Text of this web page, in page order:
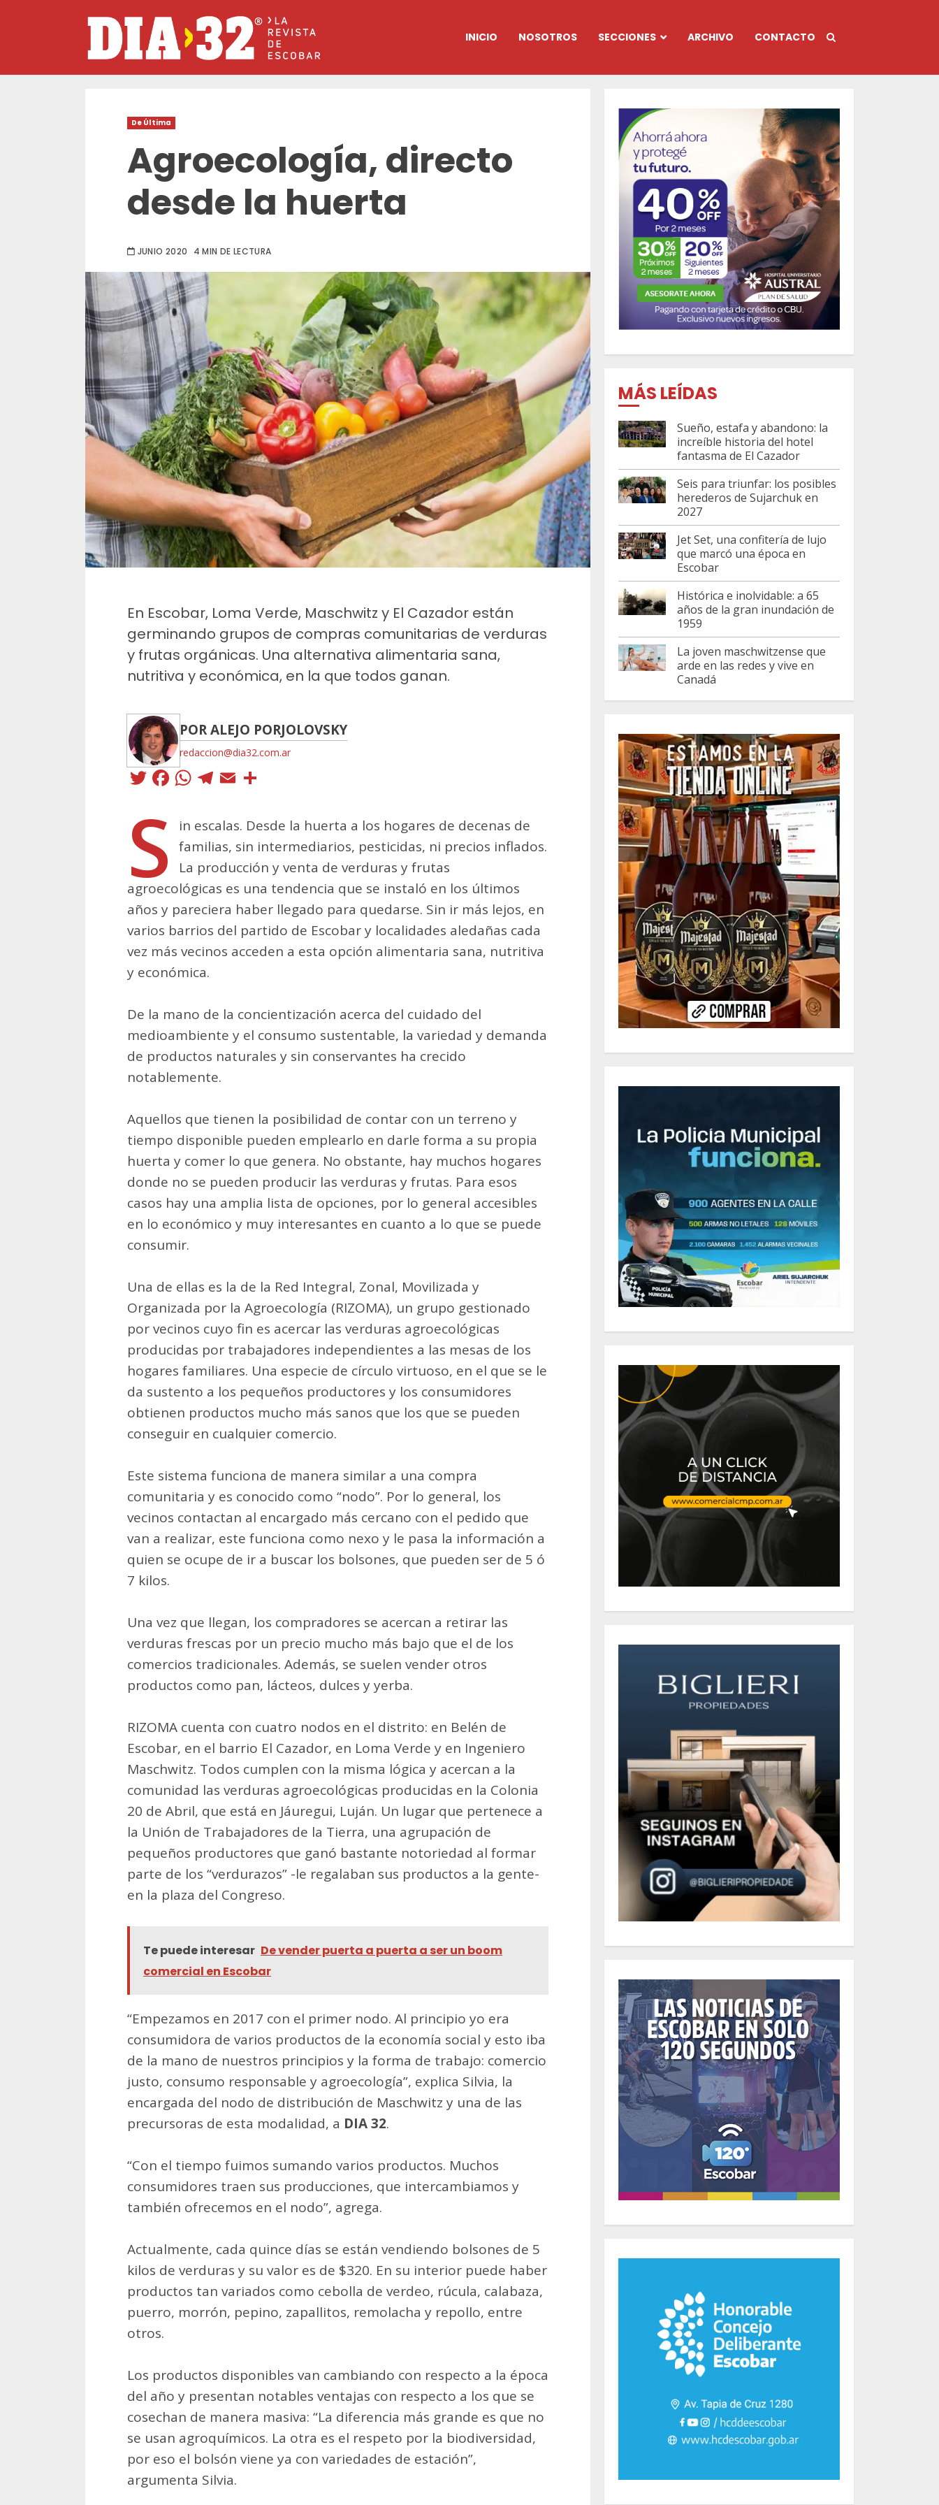
INICIO NOSOTROS SECCIONES ARCHIVO CONTACTO
De Última
Agroecología, directo
desde la huerta
JUNIO 2020 4 MIN DE LECTURA
En Escobar, Loma Verde, Maschwitz y El Cazador están
germinando grupos de compras comunitarias de verduras
y frutas orgánicas. Una alternativa alimentaria sana,
nutritiva y económica, en la que todos ganan.
POR ALEJO PORJOLOVSKY
redaccion@dia32.com.ar
Twitter
Facebook
WhatsApp
Telegram
Email
S
in escalas. Desde la huerta a los hogares de decenas de
familias, sin intermediarios, pesticidas, ni precios inflados.
La producción y venta de verduras y frutas
agroecológicas es una tendencia que se instaló en los últimos
años y pareciera haber llegado para quedarse. Sin ir más lejos, en
varios barrios del partido de Escobar y localidades aledañas cada
vez más vecinos acceden a esta opción alimentaria sana, nutritiva
y económica.
De la mano de la concientización acerca del cuidado del
medioambiente y el consumo sustentable, la variedad y demanda
de productos naturales y sin conservantes ha crecido
notablemente.
Aquellos que tienen la posibilidad de contar con un terreno y
tiempo disponible pueden emplearlo en darle forma a su propia
huerta y comer lo que genera. No obstante, hay muchos hogares
donde no se pueden producir las verduras y frutas. Para esos
casos hay una amplia lista de opciones, por lo general accesibles
en lo económico y muy interesantes en cuanto a lo que se puede
consumir.
Una de ellas es la de la Red Integral, Zonal, Movilizada y
Organizada por la Agroecología (RIZOMA), un grupo gestionado
por vecinos cuyo fin es acercar las verduras agroecológicas
producidas por trabajadores independientes a las mesas de los
hogares familiares. Una especie de círculo virtuoso, en el que se le
da sustento a los pequeños productores y los consumidores
obtienen productos mucho más sanos que los que se pueden
conseguir en cualquier comercio.
Este sistema funciona de manera similar a una compra
comunitaria y es conocido como “nodo”. Por lo general, los
vecinos contactan al encargado más cercano con el pedido que
van a realizar, este funciona como nexo y le pasa la información a
quien se ocupe de ir a buscar los bolsones, que pueden ser de 5 ó
7 kilos.
Una vez que llegan, los compradores se acercan a retirar las
verduras frescas por un precio mucho más bajo que el de los
comercios tradicionales. Además, se suelen vender otros
productos como pan, lácteos, dulces y yerba.
RIZOMA cuenta con cuatro nodos en el distrito: en Belén de
Escobar, en el barrio El Cazador, en Loma Verde y en Ingeniero
Maschwitz. Todos cumplen con la misma lógica y acercan a la
comunidad las verduras agroecológicas producidas en la Colonia
20 de Abril, que está en Jáuregui, Luján. Un lugar que pertenece a
la Unión de Trabajadores de la Tierra, una agrupación de
pequeños productores que ganó bastante notoriedad al formar
parte de los “verdurazos” -le regalaban sus productos a la gente-
en la plaza del Congreso.
Te puede interesar De vender puerta a puerta a ser un boom
comercial en Escobar
“Empezamos en 2017 con el primer nodo. Al principio yo era
consumidora de varios productos de la economía social y esto iba
de la mano de nuestros principios y la forma de trabajo: comercio
justo, consumo responsable y agroecología”, explica Silvia, la
encargada del nodo de distribución de Maschwitz y una de las
precursoras de esta modalidad, a DIA 32.
“Con el tiempo fuimos sumando varios productos. Muchos
consumidores traen sus producciones, que intercambiamos y
también ofrecemos en el nodo”, agrega.
Actualmente, cada quince días se están vendiendo bolsones de 5
kilos de verduras y su valor es de $320. En su interior puede haber
productos tan variados como cebolla de verdeo, rúcula, calabaza,
puerro, morrón, pepino, zapallitos, remolacha y repollo, entre
otros.
Los productos disponibles van cambiando con respecto a la época
del año y presentan notables ventajas con respecto a los que se
cosechan de manera masiva: “La diferencia más grande es que no
se usan agroquímicos. La otra es el respeto por la biodiversidad,
por eso el bolsón viene ya con variedades de estación”,
argumenta Silvia.
MÁS LEÍDAS
Sueño, estafa y abandono: la
increíble historia del hotel
fantasma de El Cazador
Seis para triunfar: los posibles
herederos de Sujarchuk en
2027
Jet Set, una confitería de lujo
que marcó una época en
Escobar
Histórica e inolvidable: a 65
años de la gran inundación de
1959
La joven maschwitzense que
arde en las redes y vive en
Canadá